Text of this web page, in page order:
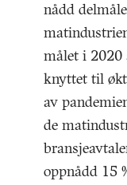
nådd
målet i 2020
knyttet til
av
de
oppnådd 15